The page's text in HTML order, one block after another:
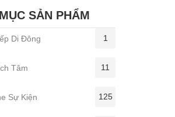
SẢN PHẨM
Di Đông 1
Tâm 11
Sự Kiện 125